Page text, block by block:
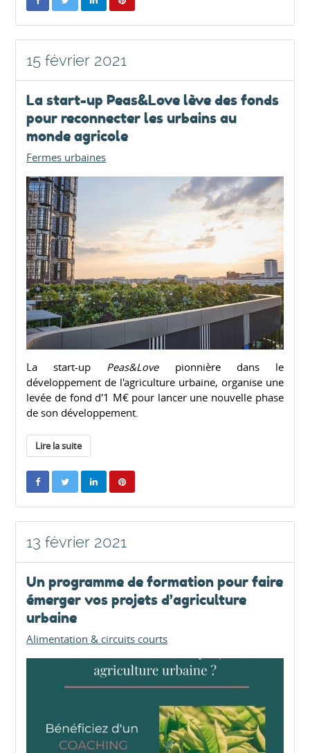
15 février 2021
La start-up Peas&Love lève des fonds
pour reconnecter les urbains au
monde agricole
Fermes urbaines
La start-up Peas&Lovepionnière dans le
développement de l'agriculture urbaine, organise une
levée de fond d'1 M€ pour lancer une nouvelle phase
de son développement.
Lire la suite
13 février 2021
Un programme de formation pour faire
émerger vos projets d’agriculture
urbaine
Alimentation & circuits courts